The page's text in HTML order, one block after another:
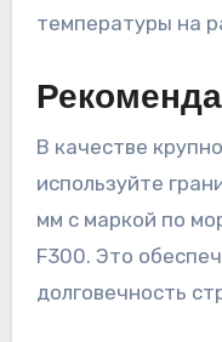
температуры на
В качестве
используйте
мм с маркой по
F300. Это
долговечность